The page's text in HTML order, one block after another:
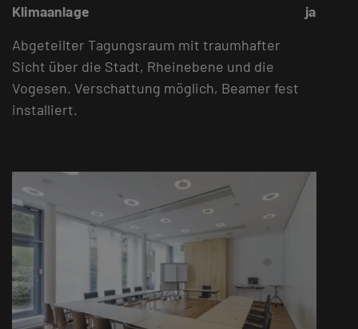
Klimaanlage
ja
Abgeteilter Tagungsraum mit traumhafter
Sicht über die Stadt, Rheinebene und die
Vogesen. Verschattung möglich, Beamer fest
installiert.